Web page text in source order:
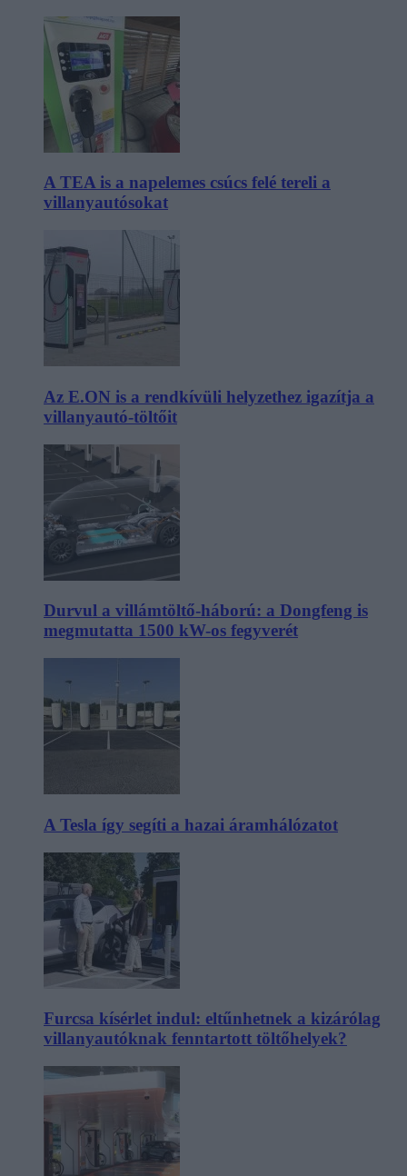
A TEA is a napelemes csúcs felé tereli a
villanyautósokat
Az E.ON is a rendkívüli helyzethez igazítja a
villanyautó-töltőit
Durvul a villámtöltő-háború: a Dongfeng is
megmutatta 1500 kW-os fegyverét
A Tesla így segíti a hazai áramhálózatot
Furcsa kísérlet indul: eltűnhetnek a kizárólag
villanyautóknak fenntartott töltőhelyek?